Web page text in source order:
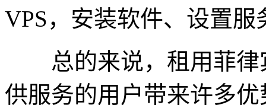
VPS，安装软件、设置服
总的来说，租用菲律
供服务的用户带来许多